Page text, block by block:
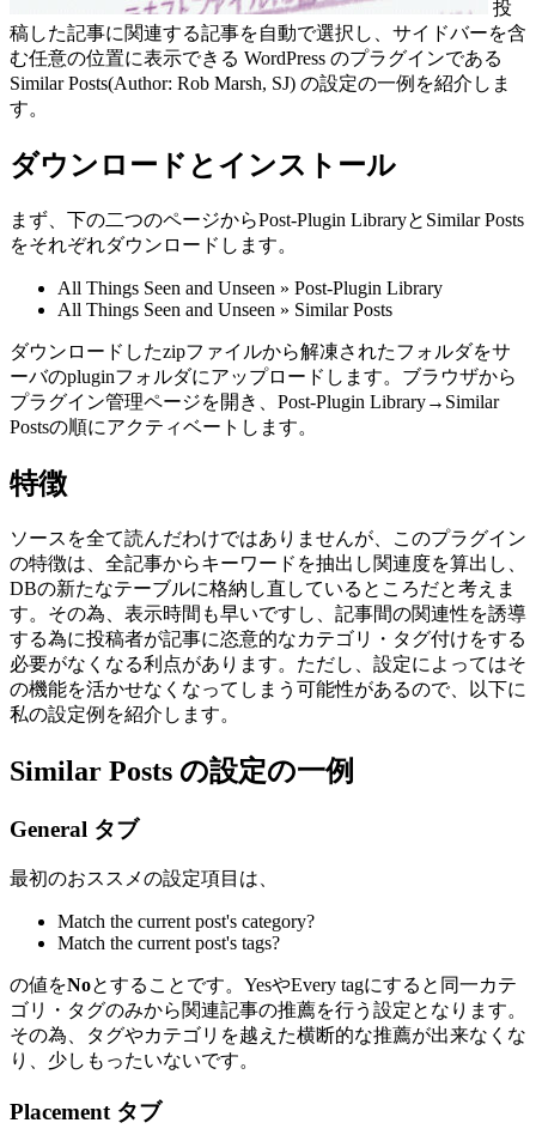
投
稿した記事に関連する記事を自動で選択し、サイドバーを含
む任意の位置に表示できる WordPress のプラグインである
Similar Posts(Author: Rob Marsh, SJ) の設定の一例を紹介しま
す。
ダウンロードとインストール
まず、下の二つのページからPost-Plugin LibraryとSimilar Posts
をそれぞれダウンロードします。
All Things Seen and Unseen » Post-Plugin Library
All Things Seen and Unseen » Similar Posts
ダウンロードしたzipファイルから解凍されたフォルダをサ
ーバのpluginフォルダにアップロードします。ブラウザから
プラグイン管理ページを開き、Post-Plugin Library→Similar
Postsの順にアクティベートします。
特徴
ソースを全て読んだわけではありませんが、このプラグイン
の特徴は、全記事からキーワードを抽出し関連度を算出し、
DBの新たなテーブルに格納し直しているところだと考えま
す。その為、表示時間も早いですし、記事間の関連性を誘導
する為に投稿者が記事に恣意的なカテゴリ・タグ付けをする
必要がなくなる利点があります。ただし、設定によってはそ
の機能を活かせなくなってしまう可能性があるので、以下に
私の設定例を紹介します。
Similar Posts の設定の一例
General タブ
最初のおススメの設定項目は、
Match the current post's category?
Match the current post's tags?
の値をNoとすることです。YesやEvery tagにすると同一カテ
ゴリ・タグのみから関連記事の推薦を行う設定となります。
その為、タグやカテゴリを越えた横断的な推薦が出来なくな
り、少しもったいないです。
Placement タブ